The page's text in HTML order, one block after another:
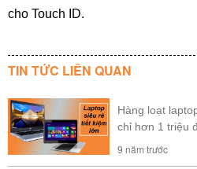
cho Touch ID.
TIN TỨC LIÊN QUAN
Hàng loạt
chỉ hơn 1 triệu
9 năm trước